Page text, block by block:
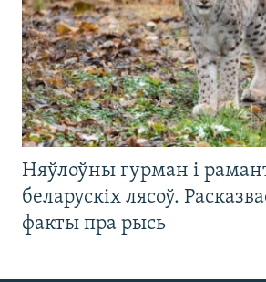
Няўлоўны гурман і
беларускіх лясоў.
факты пра рысь